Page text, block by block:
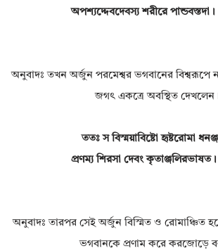
অপশ্যদ্দেবদেবস্য শরীরে
অনুবাদঃ তখন অর্জুন পরমেশ্বর ভগবানের বিশ্বরূপে
জগৎ একত্রে অবস্থিত
ততঃ স বিস্ময়াবিষ্টো হৃষ্টরোমা
প্রণম্য শিরসা দেবং
অনুবাদঃ তারপর সেই অর্জুন বিস্মিত ও রোমাঞ্চিত
ভগবানকে প্রণাম করে করজোড়ে